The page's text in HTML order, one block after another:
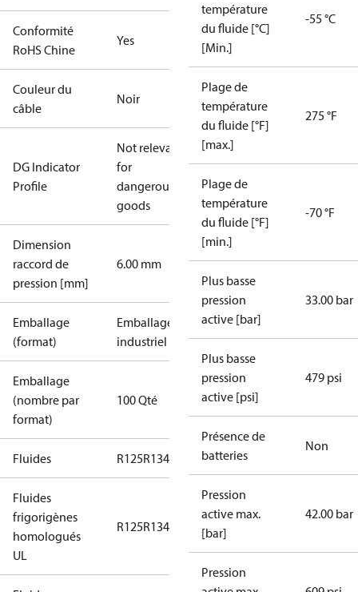
Conformité
RoHS Chine
Yes
Couleur du
câble
Noir
DG Indicator
Profile
Not relevant
for
dangerous
goods
Dimension
raccord de
pression [mm]
6.00 mm
Emballage
(format)
Emballage
industriel
Emballage
(nombre par
format)
100 Qté
Fluides R125R134a R404AR407C
Fluides
frigorigènes
homologués
UL
R125R134a R404A
température
du fluide [°C]
[Min.]
-55 °C
Plage de
température
du fluide [°F]
[max.]
275 °F
Plage de
température
du fluide [°F]
[min.]
-70 °F
Plus basse
pression
active [bar]
33.00 bar
Plus basse
pression
active [psi]
479 psi
Présence de
batteries
Non
Pression
active max.
[bar]
42.00 bar
Pression